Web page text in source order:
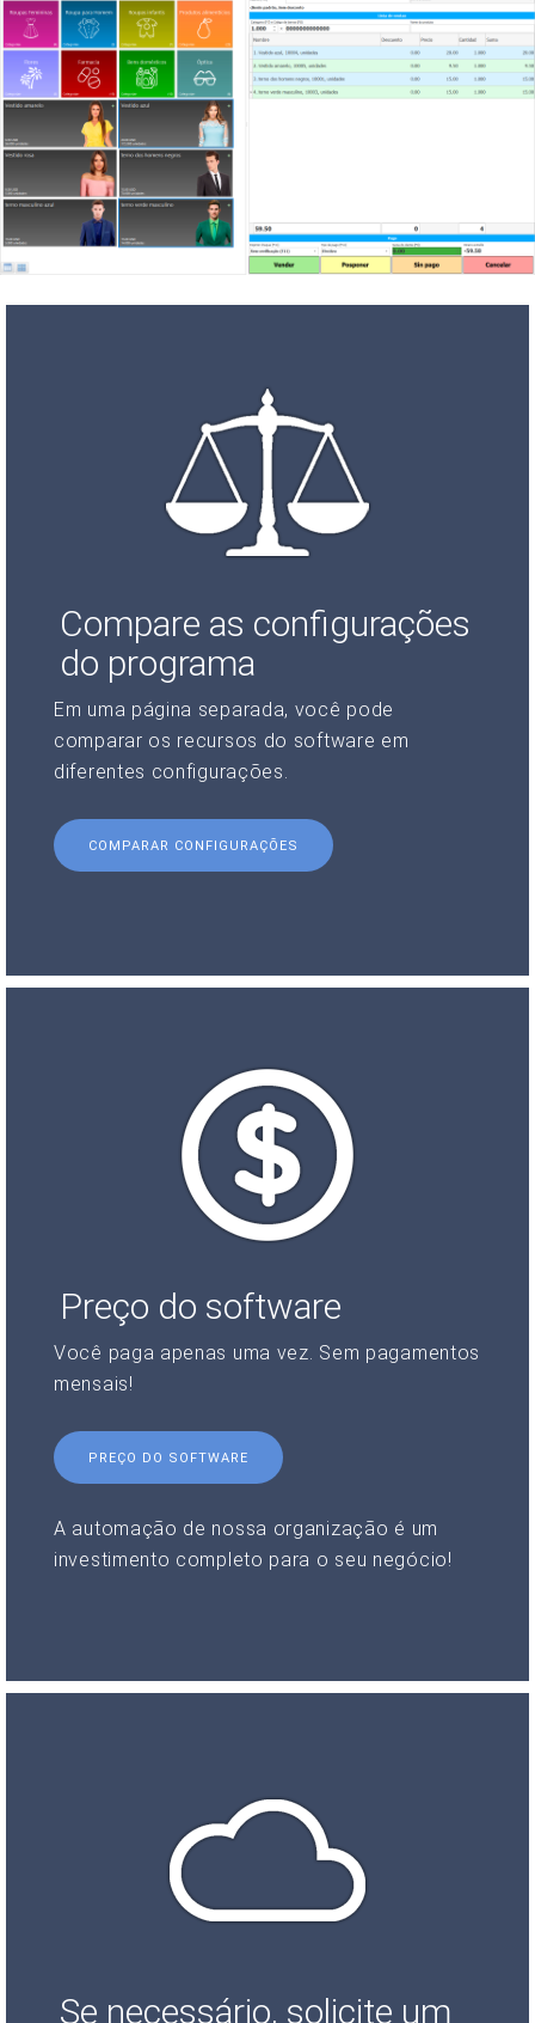
Compare as configurações
do programa
Em uma página separada, você pode
comparar os recursos do software em
diferentes configurações.
COMPARAR CONFIGURAÇÕES
Preço do software
Você paga apenas uma vez. Sem pagamentos
mensais!
PREÇO DO SOFTWARE
A automação de nossa organização é um
investimento completo para o seu negócio!
Se necessário, solicite um